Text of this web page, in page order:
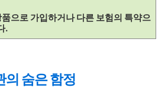
으로 가입하거나 다른 보험의 특약으
.
의 숨은 함정